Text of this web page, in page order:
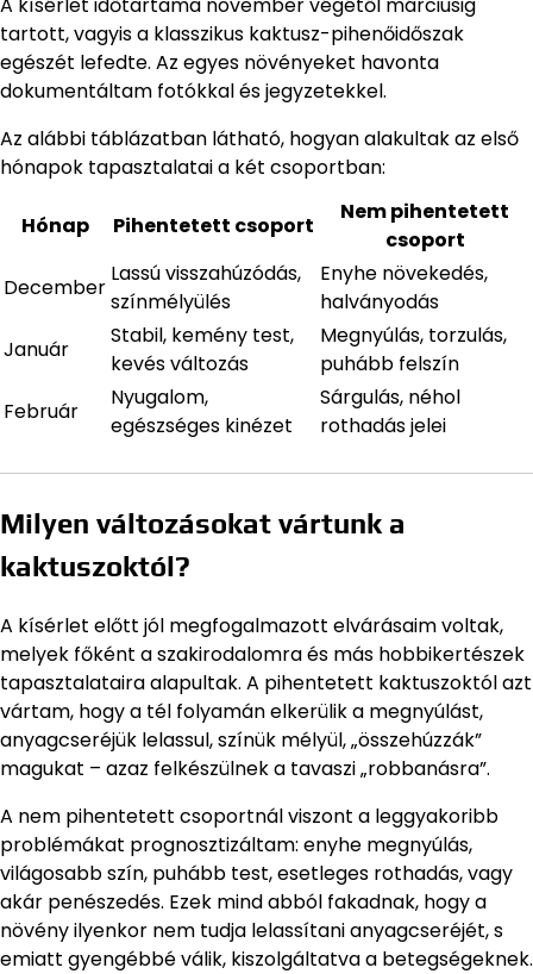
tartott, vagyis a klasszikus kaktusz-pihenőidőszak
egészét lefedte. Az egyes növényeket havonta
dokumentáltam fotókkal és jegyzetekkel.
Az alábbi táblázatban látható, hogyan alakultak az első
hónapok tapasztalatai a két csoportban:
Hónap Pihentetett csoport
Nem pihentetett
csoport
December
Lassú visszahúzódás,
színmélyülés
Enyhe növekedés,
halványodás
Január
Stabil, kemény test,
kevés változás
Megnyúlás, torzulás,
puhább felszín
Február
Nyugalom,
egészséges kinézet
Sárgulás, néhol
rothadás jelei
Milyen változásokat vártunk a
kaktuszoktól?
A kísérlet előtt jól megfogalmazott elvárásaim voltak,
melyek főként a szakirodalomra és más hobbikertészek
tapasztalataira alapultak. A pihentetett kaktuszoktól azt
vártam, hogy a tél folyamán elkerülik a megnyúlást,
anyagcseréjük lelassul, színük mélyül, „összehúzzák”
magukat – azaz felkészülnek a tavaszi „robbanásra”.
A nem pihentetett csoportnál viszont a leggyakoribb
problémákat prognosztizáltam: enyhe megnyúlás,
világosabb szín, puhább test, esetleges rothadás, vagy
akár penészedés. Ezek mind abból fakadnak, hogy a
növény ilyenkor nem tudja lelassítani anyagcseréjét, s
emiatt gyengébbé válik, kiszolgáltatva a betegségeknek.